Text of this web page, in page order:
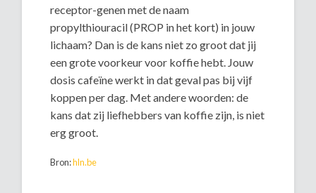
receptor-genen met de naam
propylthiouracil (PROP in het kort) in jouw
lichaam? Dan is de kans niet zo groot dat jij
een grote voorkeur voor koffie hebt. Jouw
dosis cafeïne werkt in dat geval pas bij vijf
koppen per dag. Met andere woorden: de
kans dat zij liefhebbers van koffie zijn, is niet
erg groot.
Bron:hln.be